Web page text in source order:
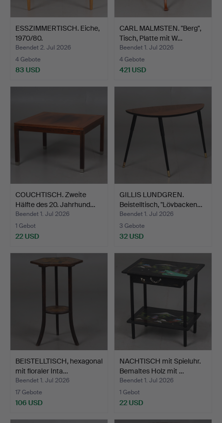
ESSZIMMERTISCH. Eiche,
1970/80.
Beendet 2. Jul 2026
4 Gebote
83 USD
CARL MALMSTEN. "Berg",
Tisch, Platte mit W…
Beendet 1. Jul 2026
4 Gebote
421 USD
COUCHTISCH. Zweite
Hälfte des 20. Jahrhund…
Beendet 1. Jul 2026
1 Gebot
22 USD
GILLIS LUNDGREN.
Beistelltisch, "Lövbacken…
Beendet 1. Jul 2026
3 Gebote
32 USD
BEISTELLTISCH, hexagonal
mit floraler Inta…
Beendet 1. Jul 2026
17 Gebote
106 USD
NACHTISCH mit Spieluhr.
Bemaltes Holz mit …
Beendet 1. Jul 2026
1 Gebot
22 USD